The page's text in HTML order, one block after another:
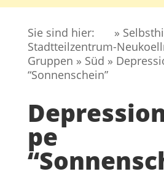
Sie sind hier:
»
Stadtteilzentrum-
Gruppen » Süd »
“Sonnenschein”
pe